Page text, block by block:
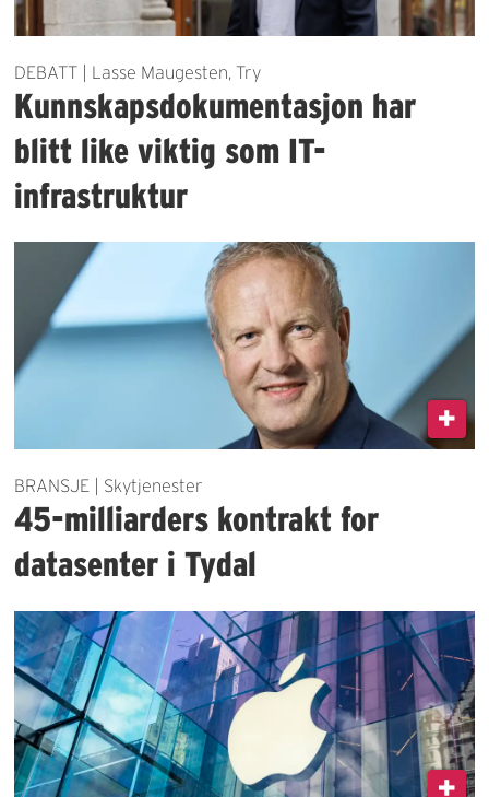
DEBATT | Lasse Maugesten, Try
Kunnskapsdokumentasjon har
blitt like viktig som IT-
infrastruktur
BRANSJE | Skytjenester
45-milliarders kontrakt for
datasenter i Tydal